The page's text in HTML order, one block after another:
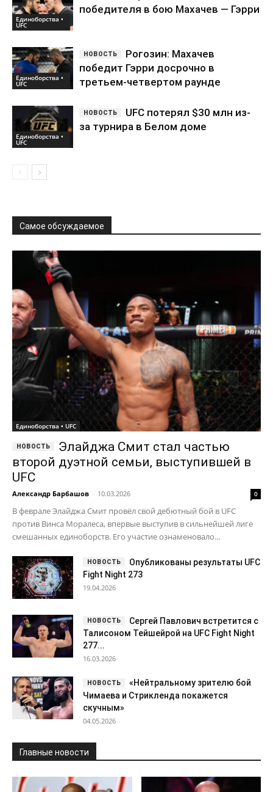
Единоборства •
UFC
победителя в бою Махачев — Гэрри
Единоборства •
UFC
Рогозин: Махачев
победит Гэрри досрочно в
третьем-четвертом раунде
Единоборства •
UFC
UFC потерял $30 млн из-
за турнира в Белом доме
Самое обсуждаемое
Единоборства • UFC
Элайджа Смит стал частью
второй дуэтной семьи, выступившей в
UFC
Александр Барбашов - 10.03.2026 0
В феврале Элайджа Смит провёл свой дебютный бой в UFC
против Винса Моралеса, впервые выступив в сильнейшей лиге
смешанных единоборств. Его участие ознаменовало...
Опубликованы результаты UFC
Fight Night 273
19.04.2026
Сергей Павлович встретится с
Талисоном Тейшейрой на UFC Fight Night
277...
16.03.2026
«Нейтральному зрителю бой
Чимаева и Стрикленда покажется
скучным»
04.05.2026
Главные новости